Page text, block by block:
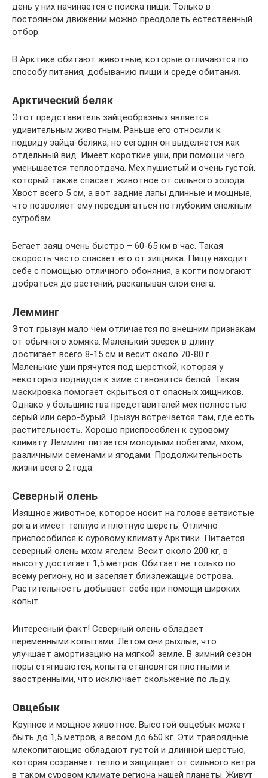
день у них начинается с поиска пищи. Только в
постоянном движении можно преодолеть естественный
отбор.
В Арктике обитают животные, которые отличаются по
способу питания, добыванию пищи и среде обитания.
Арктический беляк
Этот представитель зайцеобразных является
удивительным животным. Раньше его относили к
подвиду зайца-беляка, но сегодня он выделяется как
отдельный вид. Имеет короткие уши, при помощи чего
уменьшается теплоотдача. Мех пушистый и очень густой,
который также спасает животное от сильного холода.
Хвост всего 5 см, а вот задние лапы длинные и мощные,
что позволяет ему передвигаться по глубоким снежным
сугробам.
Бегает заяц очень быстро – 60-65 км в час. Такая
скорость часто спасает его от хищника. Пищу находит
себе с помощью отличного обоняния, а когти помогают
добраться до растений, раскапывая слои снега.
Лемминг
Этот грызун мало чем отличается по внешним признакам
от обычного хомяка. Маленький зверек в длину
достигает всего 8-15 см и весит около 70-80 г.
Маленькие уши прячутся под шерсткой, которая у
некоторых подвидов к зиме становится белой. Такая
маскировка помогает скрыться от опасных хищников.
Однако у большинства представителей мех полностью
серый или серо-бурый. Грызун встречается там, где есть
растительность. Хорошо приспособлен к суровому
климату. Лемминг питается молодыми побегами, мхом,
различными семенами и ягодами. Продолжительность
жизни всего 2 года.
Северный олень
Изящное животное, которое носит на голове ветвистые
рога и имеет теплую и плотную шерсть. Отлично
приспособился к суровому климату Арктики. Питается
северный олень мхом ягелем. Весит около 200 кг, в
высоту достигает 1,5 метров. Обитает не только по
всему региону, но и заселяет близлежащие острова.
Растительность добывает себе при помощи широких
копыт.
Интересный факт! Северный олень обладает
переменными копытами. Летом они рыхлые, что
улучшает амортизацию на мягкой земле. В зимний сезон
поры стягиваются, копыта становятся плотными и
заостренными, что исключает скольжение по льду.
Овцебык
Крупное и мощное животное. Высотой овцебык может
быть до 1,5 метров, а весом до 650 кг. Эти травоядные
млекопитающие обладают густой и длинной шерстью,
которая сохраняет тепло и защищает от сильного ветра
в таком суровом климате региона нашей планеты. Живут